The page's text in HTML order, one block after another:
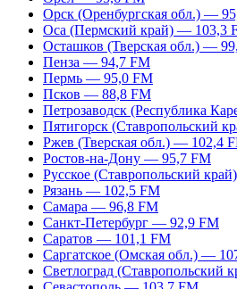
Орск (Оренбургская обл.) —
Оса (Пермский край) — 103,3
Осташков (Тверская обл.) —
Пенза — 94,7 FM
Пермь — 95,0 FM
Псков — 88,8 FM
Петрозаводск (Республика
Пятигорск (Ставропольский
Ржев (Тверская обл.) — 102,4
Ростов-на-Дону — 95,7 FM
Русское (Ставропольский
Рязань — 102,5 FM
Самара — 96,8 FM
Санкт-Петербург — 92,9 FM
Саратов — 101,1 FM
Саргатское (Омская обл.) —
Светлоград (Ставропольский